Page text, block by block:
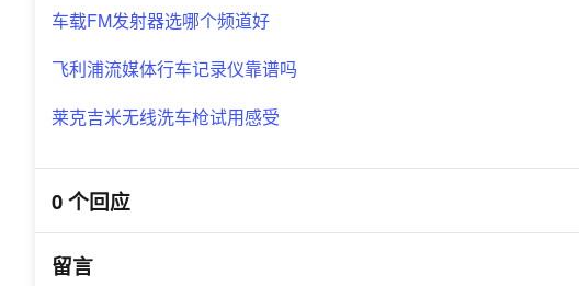
车载FM发射器选哪个频道好
飞利浦流媒体行车记录仪靠谱吗
莱克吉米无线洗车枪试用感受
0 个回应
留言